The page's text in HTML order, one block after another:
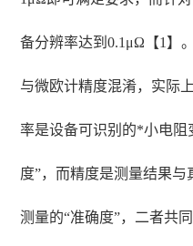
备分辨率达到0.1μΩ【1】
与微欧计精度混淆，实际
率是设备可识别的*小电阻
度”，而精度是测量结果
测量的“准确度”，二者共